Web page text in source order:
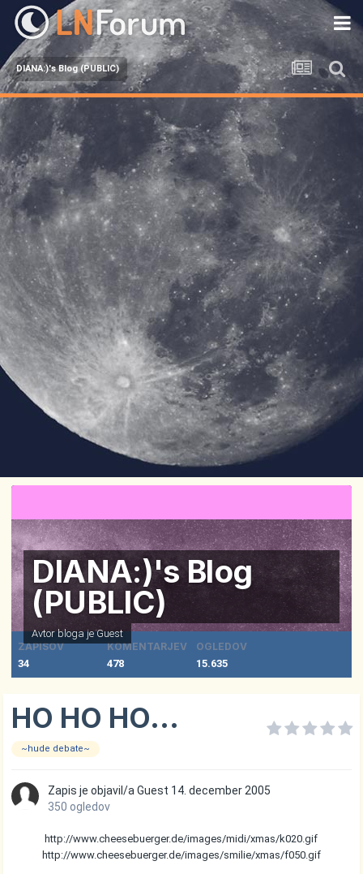
DIANA:)'s Blog (PUBLIC)
DIANA:)'s Blog
(PUBLIC)
Avtor bloga je Guest
ZAPISOV
34
KOMENTARJEV
478
OGLEDOV
15.635
HO HO HO...
~hude debate~
Zapis je objavil/a Guest 14. december 2005
350 ogledov
http://www.cheesebuerger.de/images/midi/xmas/k020.gif
http://www.cheesebuerger.de/images/smilie/xmas/f050.gif